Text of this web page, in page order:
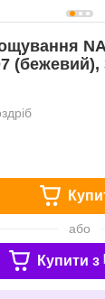
(бежевий),
або
Купити з